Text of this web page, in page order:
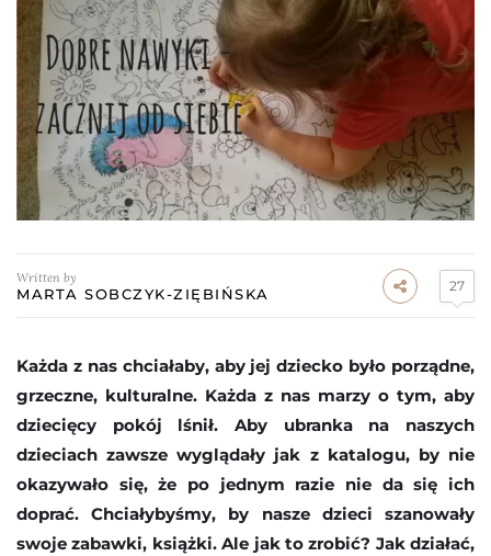
Written by
MARTA SOBCZYK-ZIĘBIŃSKA 27
Każda z nas chciałaby, aby jej dziecko było porządne,
grzeczne, kulturalne. Każda z nas marzy o tym, aby
dziecięcy pokój lśnił. Aby ubranka na naszych
dzieciach zawsze wyglądały jak z katalogu, by nie
okazywało się, że po jednym razie nie da się ich
doprać. Chciałybyśmy, by nasze dzieci szanowały
swoje zabawki, książki. Ale jak to zrobić? Jak działać,